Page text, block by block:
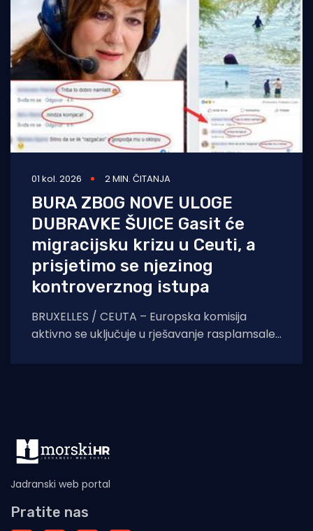
01 kol. 2026 2 MIN. ČITANJA
BURA ZBOG NOVE ULOGE
DUBRAVKE ŠUICE Gasit će
migracijsku krizu u Ceuti, a
prisjetimo se njezinog
kontroverznog istupa
BRUXELLES / CEUTA – Europska komisija
aktivno se uključuje u rješavanje rasplamsale
Jadranski web portal
Pratite nas